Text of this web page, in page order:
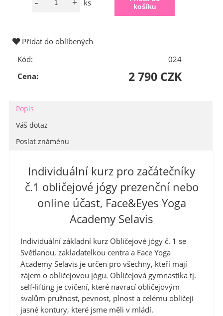
ks
Přidat do oblíbených
Kód:
024
Cena:
2 790 CZK
Popis
Váš dotaz
Poslat známénu
Individuální kurz pro začátečníky
č.1 obličejové jógy prezenční nebo
online účast, Face&Eyes Yoga
Academy Selavis
Individuální základní kurz Obličejové jógy č. 1 se
Světlanou, zakladatelkou centra a Face Yoga
Academy Selavis je určen pro všechny, kteří mají
zájem o obličejovou jógu. Obličejová gymnastika tj.
self-lifting je cvičení, které navrací obličejovým
svalům pružnost, pevnost, plnost a celému obličeji
jasné kontury, které jsme měli v mládí.